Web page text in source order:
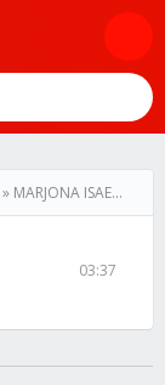
» MARJONA ISAEVA - MAN MAN
03:37